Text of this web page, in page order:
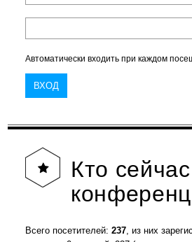
Автоматически входить при каждом
Кто
Всего посетителей:237, из них